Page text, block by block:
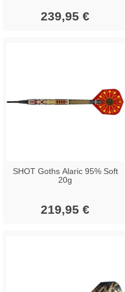
239,95 €
SHOT Goths Alaric 95% Soft
20g
219,95 €